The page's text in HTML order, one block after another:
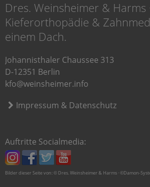
Dres. Weinsheimer & Harms
Kieferorthopädie &
einem Dach.
Johannisthaler Chaussee 313
D-12351 Berlin
kfo@weinsheimer.info
Impressum & Datenschutz
Auftritte Socialmedia:
Bilder dieser Seite von: © Dres. Weinsheimer & Harms · ©Damon-